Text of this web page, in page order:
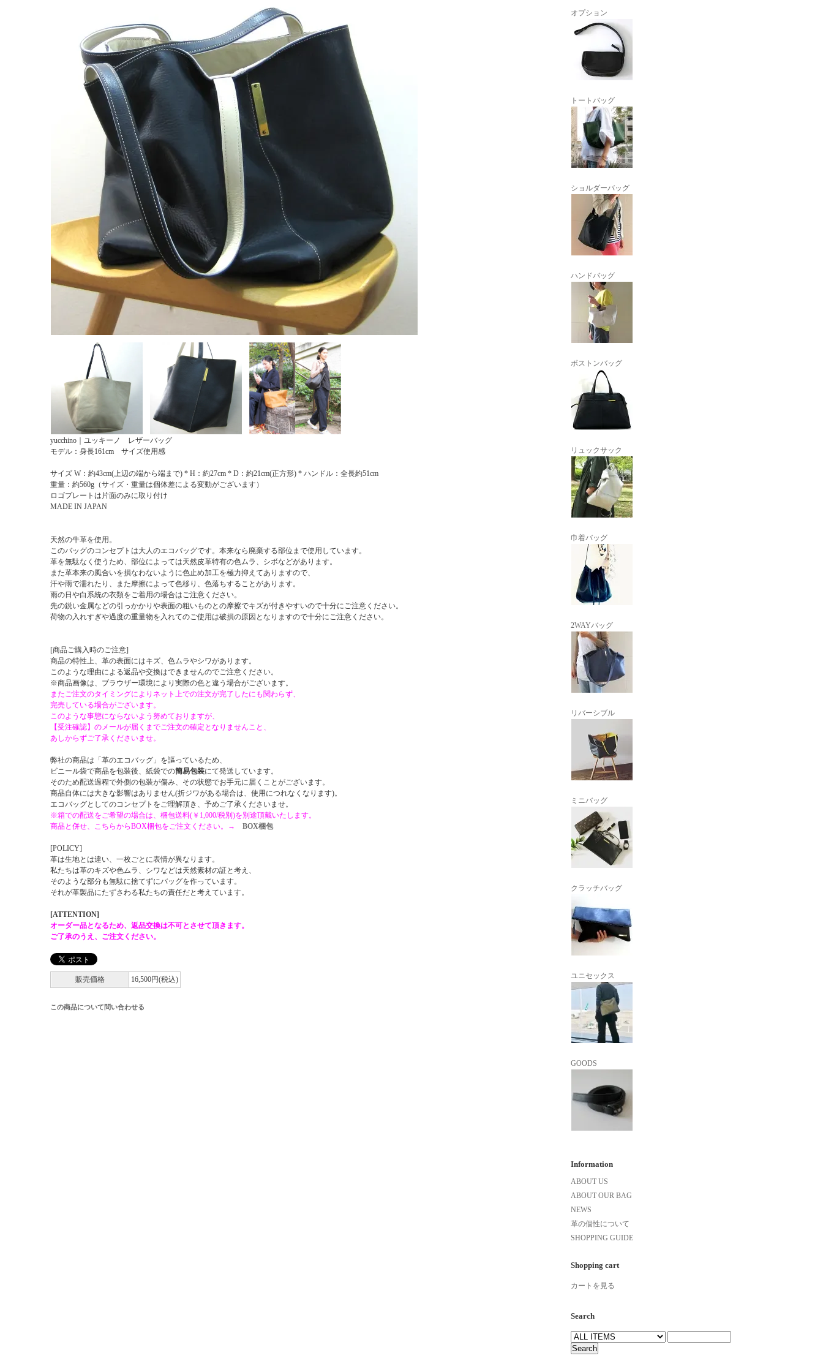
yucchino｜ユッキーノ レザーバッグ
モデル：身長161cm サイズ使用感
サイズ W：約43cm(上辺の端から端まで) * H：約27cm * D：約21cm(正方形) * ハンドル：全長約51cm
重量：約560g（サイズ・重量は個体差による変動がございます）
ロゴプレートは片面のみに取り付け
MADE IN JAPAN
天然の牛革を使用。
このバッグのコンセプトは大人のエコバッグです。本来なら廃棄する部位まで使用しています。
革を無駄なく使うため、部位によっては天然皮革特有の色ムラ、シボなどがあります。
また革本来の風合いを損なわないように色止め加工を極力抑えてありますので、
汗や雨で濡れたり、また摩擦によって色移り、色落ちすることがあります。
雨の日や白系統の衣類をご着用の場合はご注意ください。
先の鋭い金属などの引っかかりや表面の粗いものとの摩擦でキズが付きやすいので十分にご注意ください。
荷物の入れすぎや過度の重量物を入れてのご使用は破損の原因となりますので十分にご注意ください。
[商品ご購入時のご注意]
商品の特性上、革の表面にはキズ、色ムラやシワがあります。
このような理由による返品や交換はできませんのでご注意ください。
※商品画像は、ブラウザー環境により実際の色と違う場合がございます。
またご注文のタイミングによりネット上での注文が完了したにも関わらず、
完売している場合がございます。
このような事態にならないよう努めておりますが、
【受注確認】のメールが届くまでご注文の確定となりませんこと、
あしからずご了承くださいませ。
弊社の商品は「革のエコバッグ」を謳っているため、
ビニール袋で商品を包装後、紙袋での簡易包装にて発送しています。
そのため配送過程で外側の包装が傷み、その状態でお手元に届くことがございます。
商品自体には大きな影響はありません(折ジワがある場合は、使用につれなくなります)。
エコバッグとしてのコンセプトをご理解頂き、予めご了承くださいませ。
※箱での配送をご希望の場合は、梱包送料(￥1,000/税別)を別途頂戴いたします。
商品と併せ、こちらからBOX梱包をご注文ください。→ BOX梱包
[POLICY]
革は生地とは違い、一枚ごとに表情が異なります。
私たちは革のキズや色ムラ、シワなどは天然素材の証と考え、
そのような部分も無駄に捨てずにバッグを作っています。
それが革製品にたずさわる私たちの責任だと考えています。
[ATTENTION]
オーダー品となるため、返品交換は不可とさせて頂きます。
ご了承のうえ、ご注文ください。
販売価格 16,500円(税込)
この商品について問い合わせる
オプション
トートバッグ
ショルダーバッグ
ハンドバッグ
ボストンバッグ
リュックサック
巾着バッグ
2WAYバッグ
リバーシブル
ミニバッグ
クラッチバッグ
ユニセックス
GOODS
Information
ABOUT US
ABOUT OUR BAG
NEWS
革の個性について
SHOPPING GUIDE
Shopping cart
カートを見る
Search